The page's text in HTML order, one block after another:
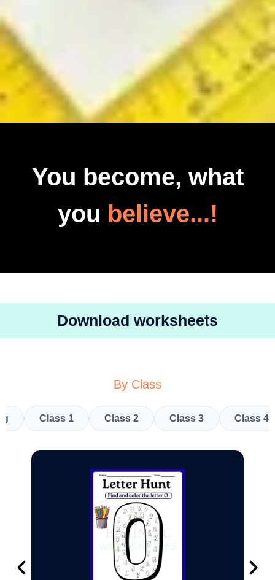
You become, what
you believe...!
Download worksheets
By Class
Class 1 Class 2 Class 3 Class 4